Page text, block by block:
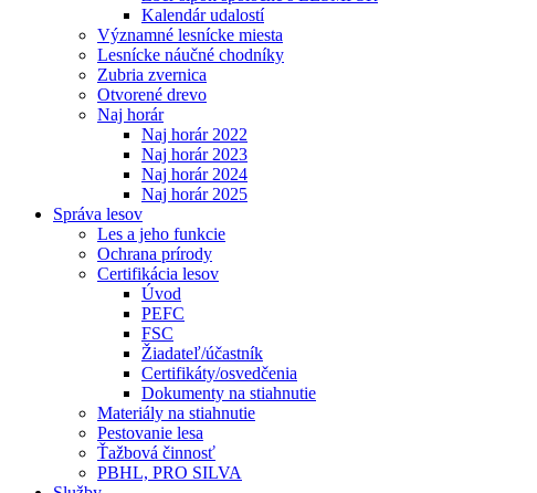
Kalendár udalostí
Významné lesnícke miesta
Lesnícke náučné chodníky
Zubria zvernica
Otvorené drevo
Naj horár
Naj horár 2022
Naj horár 2023
Naj horár 2024
Naj horár 2025
Správa lesov
Les a jeho funkcie
Ochrana prírody
Certifikácia lesov
Úvod
PEFC
FSC
Žiadateľ/účastník
Certifikáty/osvedčenia
Dokumenty na stiahnutie
Materiály na stiahnutie
Pestovanie lesa
Ťažbová činnosť
PBHL, PRO SILVA